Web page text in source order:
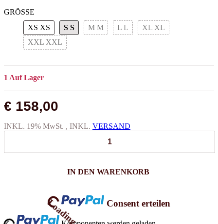
GRÖSSE
XS XS S S M M L L XL XL
XXL XXL
1 Auf Lager
€ 158,00
INKL. 19% MwSt. , INKL. VERSAND
IN DEN WARENKORB
Loading... Consent erteilen